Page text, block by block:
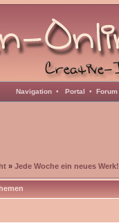
Navigation • Portal • Forum
» Jede Woche ein neues Werk!